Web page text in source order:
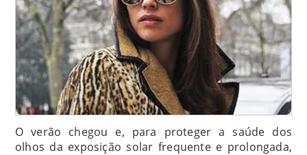
O verão chegou e, para proteger a saúde dos
olhos da exposição solar frequente e prolongada,